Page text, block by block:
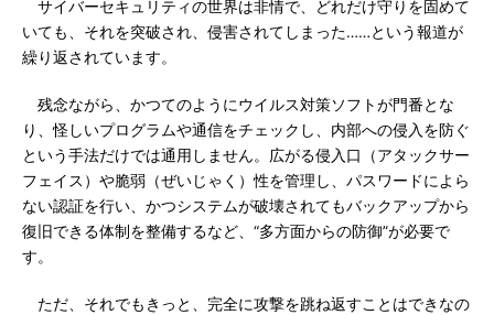
サイバーセキュリティの世界は非情で、どれだけ守りを固めて
いても、それを突破され、侵害されてしまった……という報道が
繰り返されています。
残念ながら、かつてのようにウイルス対策ソフトが門番とな
り、怪しいプログラムや通信をチェックし、内部への侵入を防ぐ
という手法だけでは通用しません。広がる侵入口（アタックサー
フェイス）や脆弱（ぜいじゃく）性を管理し、パスワードによら
ない認証を行い、かつシステムが破壊されてもバックアップから
復旧できる体制を整備するなど、“多方面からの防御”が必要で
す。
ただ、それでもきっと、完全に攻撃を跳ね返すことはできなの